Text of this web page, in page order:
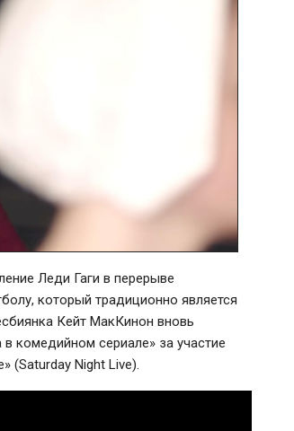
Леди Гаги в перерыве
который традиционно является
Кейт МакКинон вновь
комедийном сериале» за участие
(Saturday Night Live).